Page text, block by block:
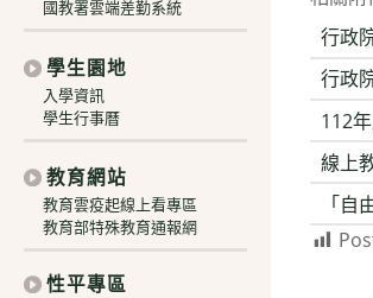
行政
行政
112
線上
「
國教署雲端差勤系統
學生園地
入學資訊
學生行事曆
教育網站
教育雲疫起線上看專區
教育部特殊教育通報網
性平專區